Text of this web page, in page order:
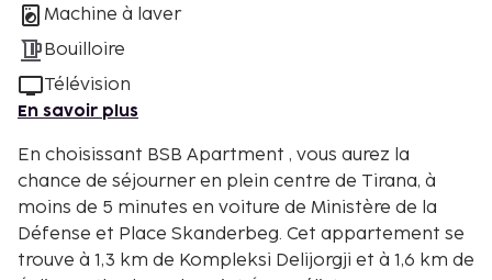
Machine à laver
Bouilloire
Télévision
En savoir plus
En choisissant BSB Apartment , vous aurez la
chance de séjourner en plein centre de Tirana, à
moins de 5 minutes en voiture de Ministère de la
Défense et Place Skanderbeg. Cet appartement se
trouve à 1,3 km de Kompleksi Delijorgji et à 1,6 km de